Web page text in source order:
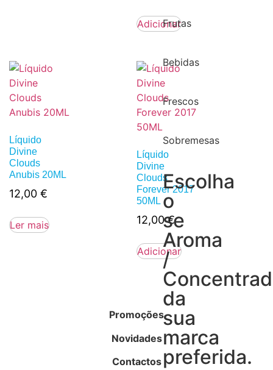
Frutas
Bebidas
Frescos
Sobremesas
Escolha
o
se
Aroma
/
da
sua
marca
preferida.
Adicionar
Líquido
Divine
Clouds
Anubis 20ML
12,00 €
Ler mais
Líquido
Divine
Clouds
Forever 2017
50ML
12,00€
Adicionar
Promoções
Novidades
Contactos